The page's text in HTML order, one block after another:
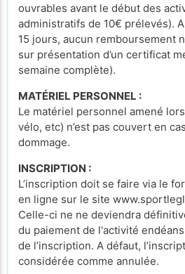
ouvrables avant le début des
administratifs de 10€ prélevés).
15 jours, aucun remboursement
sur présentation d’un certificat
semaine complète).
MATÉRIEL PERSONNEL :
Le matériel personnel amené
vélo, etc) n’est pas couvert en
dommage.
INSCRIPTION :
L’inscription doit se faire via le
en ligne sur le site
Celle-ci ne ne deviendra
du paiement de l'activité
de l’inscription. A défaut,
considérée comme annulée.